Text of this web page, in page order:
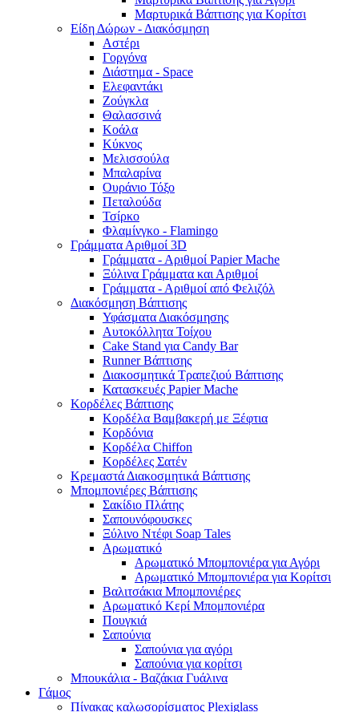
Μαρτυρικά Βάπτισης για Κορίτσι
Είδη Δώρων - Διακόσμηση
Αστέρι
Γοργόνα
Διάστημα - Space
Ελεφαντάκι
Ζούγκλα
Θαλασσινά
Κοάλα
Κύκνος
Μελισσούλα
Μπαλαρίνα
Ουράνιο Τόξο
Πεταλούδα
Τσίρκο
Φλαμίνγκο - Flamingo
Γράμματα Αριθμοί 3D
Γράμματα - Αριθμοί Papier Mache
Ξύλινα Γράμματα και Αριθμοί
Γράμματα - Αριθμοί από Φελιζόλ
Διακόσμηση Βάπτισης
Υφάσματα Διακόσμησης
Αυτοκόλλητα Τοίχου
Cake Stand για Candy Bar
Runner Βάπτισης
Διακοσμητικά Τραπεζιού Βάπτισης
Κατασκευές Papier Mache
Κορδέλες Βάπτισης
Κορδέλα Βαμβακερή με Ξέφτια
Κορδόνια
Κορδέλα Chiffon
Κορδέλες Σατέν
Κρεμαστά Διακοσμητικά Βάπτισης
Μπομπονιέρες Βάπτισης
Σακίδιο Πλάτης
Σαπουνόφουσκες
Ξύλινο Ντέφι Soap Tales
Αρωματικό
Αρωματικό Μπομπονιέρα για Αγόρι
Αρωματικό Μπομπονιέρα για Κορίτσι
Βαλιτσάκια Μπομπονιέρες
Αρωματικό Κερί Μπομπονιέρα
Πουγκιά
Σαπούνια
Σαπούνια για αγόρι
Σαπούνια για κορίτσι
Μπουκάλια - Βαζάκια Γυάλινα
Γάμος
Πίνακας καλωσορίσματος Plexiglass